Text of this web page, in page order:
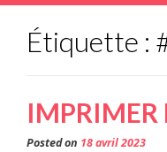
Étiquette :
IMPRIMER
Posted on 18 avril 2023